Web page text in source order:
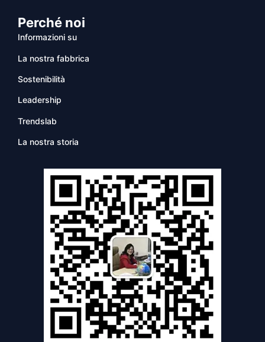
Perché noi
Informazioni su
La nostra fabbrica
Sostenibilità
Leadership
Trendslab
La nostra storia